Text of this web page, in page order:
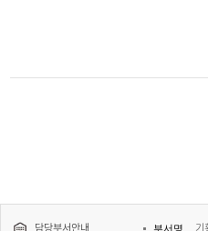
담당부서안내 부서명 기